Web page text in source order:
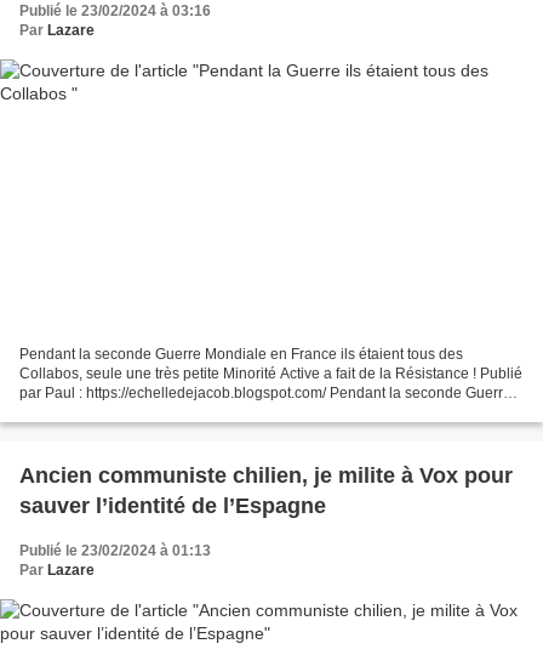
Publié le 23/02/2024 à 03:16
Par Lazare
Pendant la seconde Guerre Mondiale en France ils étaient tous des
Collabos, seule une très petite Minorité Active a fait de la Résistance ! Publié
par Paul : https://echelledejacob.blogspot.com/ Pendant la seconde Guerre
Ancien communiste chilien, je milite à Vox pour
sauver l’identité de l’Espagne
Publié le 23/02/2024 à 01:13
Par Lazare